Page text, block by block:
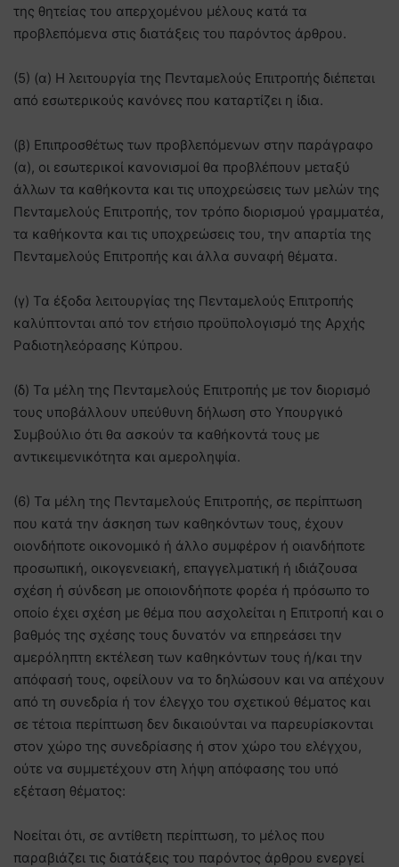
της θητείας του απερχομένου μέλους κατά τα
προβλεπόμενα στις διατάξεις του παρόντος άρθρου.
(5) (α) Η λειτουργία της Πενταμελούς Επιτροπής διέπεται
από εσωτερικούς κανόνες που καταρτίζει η ίδια.
(β) Επιπροσθέτως των προβλεπόμενων στην παράγραφο
(α), οι εσωτερικοί κανονισμοί θα προβλέπουν μεταξύ
άλλων τα καθήκοντα και τις υποχρεώσεις των μελών της
Πενταμελούς Επιτροπής, τον τρόπο διορισμού γραμματέα,
τα καθήκοντα και τις υποχρεώσεις του, την απαρτία της
Πενταμελούς Επιτροπής και άλλα συναφή θέματα.
(γ) Τα έξοδα λειτουργίας της Πενταμελούς Επιτροπής
καλύπτονται από τον ετήσιο προϋπολογισμό της Αρχής
Ραδιοτηλεόρασης Κύπρου.
(δ) Τα μέλη της Πενταμελούς Επιτροπής με τον διορισμό
τους υποβάλλουν υπεύθυνη δήλωση στο Υπουργικό
Συμβούλιο ότι θα ασκούν τα καθήκοντά τους με
αντικειμενικότητα και αμεροληψία.
(6) Τα μέλη της Πενταμελούς Επιτροπής, σε περίπτωση
που κατά την άσκηση των καθηκόντων τους, έχουν
οιονδήποτε οικονομικό ή άλλο συμφέρον ή οιανδήποτε
προσωπική, οικογενειακή, επαγγελματική ή ιδιάζουσα
σχέση ή σύνδεση με οποιονδήποτε φορέα ή πρόσωπο το
οποίο έχει σχέση με θέμα που ασχολείται η Επιτροπή και ο
βαθμός της σχέσης τους δυνατόν να επηρεάσει την
αμερόληπτη εκτέλεση των καθηκόντων τους ή/και την
απόφασή τους, οφείλουν να το δηλώσουν και να απέχουν
από τη συνεδρία ή τον έλεγχο του σχετικού θέματος και
σε τέτοια περίπτωση δεν δικαιούνται να παρευρίσκονται
στον χώρο της συνεδρίασης ή στον χώρο του ελέγχου,
ούτε να συμμετέχουν στη λήψη απόφασης του υπό
εξέταση θέματος:
Νοείται ότι, σε αντίθετη περίπτωση, το μέλος που
παραβιάζει τις διατάξεις του παρόντος άρθρου ενεργεί